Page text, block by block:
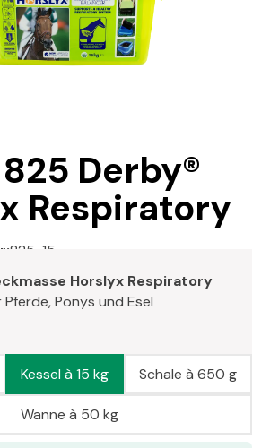
825 Derby®
Respiratory
825-15
Horslyx Respiratory
Ponys und Esel
Kessel à 15 kg Schale à 650 g
Wanne à 50 kg